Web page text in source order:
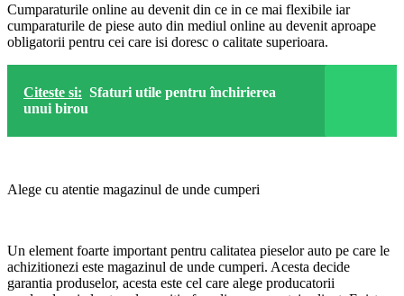
Cumparaturile online au devenit din ce in ce mai flexibile iar
cumparaturile de piese auto din mediul online au devenit aproape
obligatorii pentru cei care isi doresc o calitate superioara.
Citeste si: Sfaturi utile pentru închirierea
unui birou
Alege cu atentie magazinul de unde cumperi
Un element foarte important pentru calitatea pieselor auto pe care le
achizitionezi este magazinul de unde cumperi. Acesta decide
garantia produselor, acesta este cel care alege producatorii